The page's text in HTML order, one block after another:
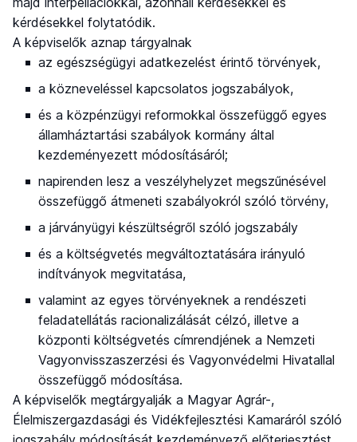
kérdésekkel folytatódik.
A képviselők aznap tárgyalnak
az egészségügyi adatkezelést érintő törvények,
a közneveléssel kapcsolatos jogszabályok,
és a közpénzügyi reformokkal összefüggő egyes
államháztartási szabályok kormány által
kezdeményezett módosításáról;
napirenden lesz a veszélyhelyzet megszűnésével
összefüggő átmeneti szabályokról szóló törvény,
a járványügyi készültségről szóló jogszabály
és a költségvetés megváltoztatására irányuló
indítványok megvitatása,
valamint az egyes törvényeknek a rendészeti
feladatellátás racionalizálását célzó, illetve a
központi költségvetés címrendjének a Nemzeti
Vagyonvisszaszerzési és Vagyonvédelmi Hivatallal
összefüggő módosítása.
A képviselők megtárgyalják a Magyar Agrár-,
Élelmiszergazdasági és Vidékfejlesztési Kamaráról szóló